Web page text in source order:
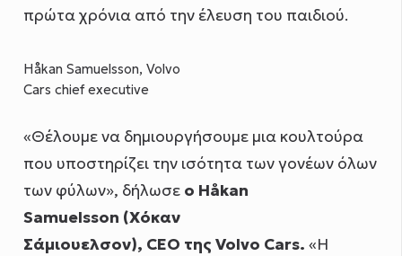
πρώτα χρόνια από την έλευση του παιδιού.
Håkan Samuelsson, Volvo
Cars chief executive
«Θέλουμε να δημιουργήσουμε μια κουλτούρα
που υποστηρίζει την ισότητα των γονέων όλων
των φύλων», δήλωσε ο Håkan
Samuelsson (Χόκαν
Σάμιουελσον), CEO της Volvo Cars. «Η